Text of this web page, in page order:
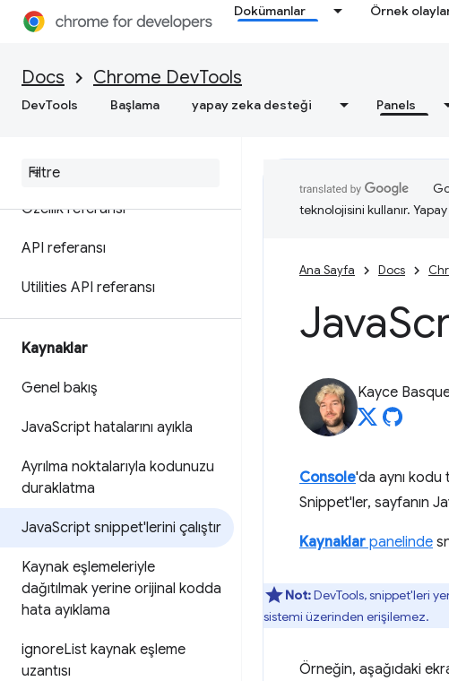
Dokümanlar Örnek
Docs Chrome DevTools
DevTools Başlama yapay zeka desteği Panels
İletileri günlüğe kaydetme
JavaScript'i gerçek zamanlı
olarak izleyin
biçimlendirme
Özellik referansı
API referansı
Utilities API referansı
Kaynaklar
Genel bakış
JavaScript hatalarını ayıkla
Ayrılma noktalarıyla kodunuzu
duraklatma
JavaScript snippet'lerini çalıştır
Kaynak eşlemeleriyle
dağıtılmak yerine orijinal kodda
hata ayıklama
ignoreList kaynak eşleme
uzantısı
teknolojisini kullanır.
Ana Sayfa Docs
Java
Kayce
Console'da aynı kodu
Snippet'ler, sayfanın
Kaynaklar panelinde
Not:DevTools, snippet'leri
sistemi üzerinden erişilemez.
Örneğin, aşağıdaki